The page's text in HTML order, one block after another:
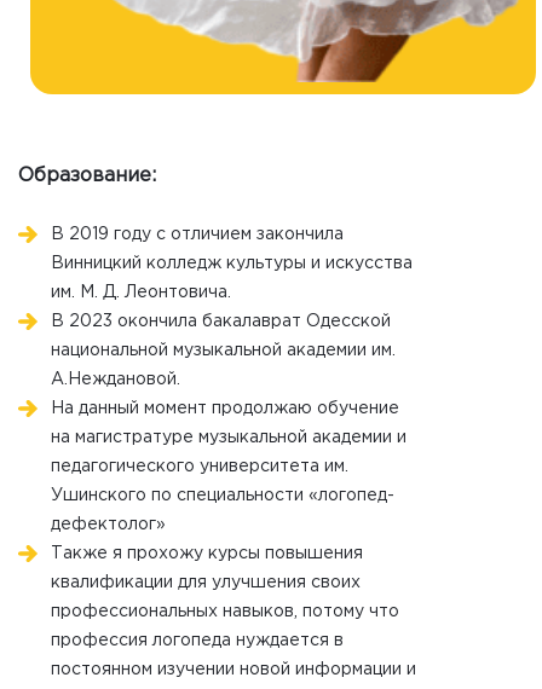
Образование:
В 2019 году с отличием закончила
Винницкий колледж культуры и искусства
им. М. Д. Леонтовича.
В 2023 окончила бакалаврат Одесской
национальной музыкальной академии им.
А.Неждановой.
На данный момент продолжаю обучение
на магистратуре музыкальной академии и
педагогического университета им.
Ушинского по специальности «логопед-
дефектолог»
Также я прохожу курсы повышения
квалификации для улучшения своих
профессиональных навыков, потому что
профессия логопеда нуждается в
постоянном изучении новой информации и